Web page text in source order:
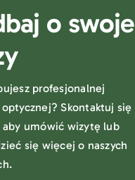
o swoje
profesjonalnej
Skontaktuj się
aby umówić wizytę lub
się więcej o naszych